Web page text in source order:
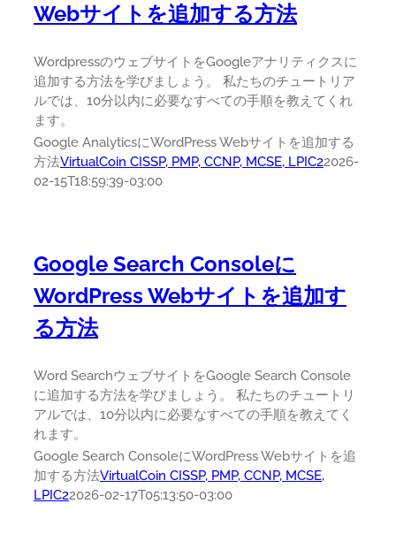
Webサイトを追加する方法
WordpressのウェブサイトをGoogleアナリティクスに
追加する方法を学びましょう。 私たちのチュートリア
ルでは、10分以内に必要なすべての手順を教えてくれ
ます。
Google AnalyticsにWordPress Webサイトを追加する
方法VirtualCoin CISSP, PMP, CCNP, MCSE, LPIC22026-
02-15T18:59:39-03:00
Google Search Consoleに
WordPress Webサイトを追加す
る方法
Word SearchウェブサイトをGoogle Search Console
に追加する方法を学びましょう。 私たちのチュートリ
アルでは、10分以内に必要なすべての手順を教えてく
れます。
Google Search ConsoleにWordPress Webサイトを追
加する方法VirtualCoin CISSP, PMP, CCNP, MCSE,
LPIC22026-02-17T05:13:50-03:00